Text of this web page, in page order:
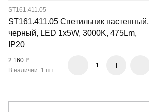
ST161.411.05
ST161.411.05 Светильник настенный,
черный, LED 1x5W, 3000K, 475Lm,
IP20
2 160 ₽
В наличии: 1 шт.